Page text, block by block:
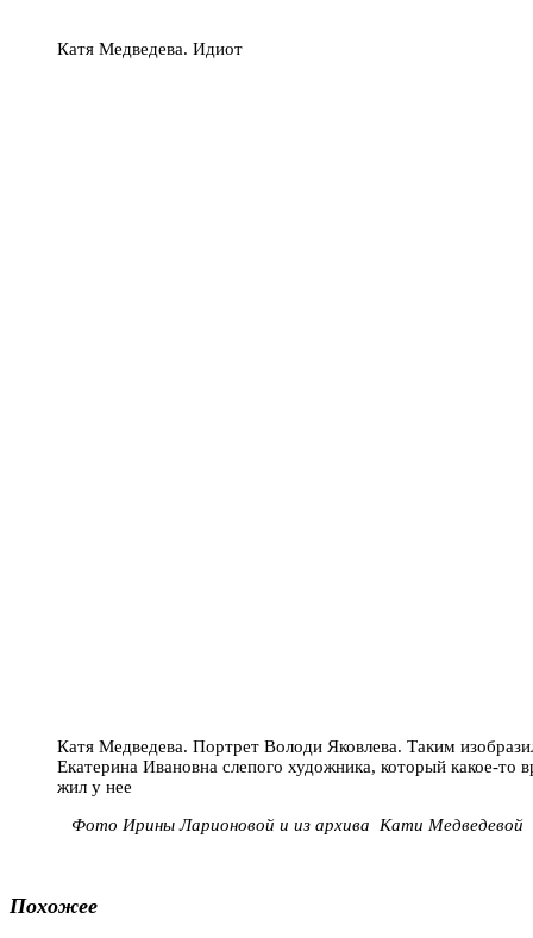
Катя Медведева. Идиот
Катя Медведева. Портрет Володи Яковлева. Таким
Екатерина Ивановна слепого художника, который какое-то
жил у нее
Фото Ирины Ларионовой и из архива Кати Медведевой
Похожее